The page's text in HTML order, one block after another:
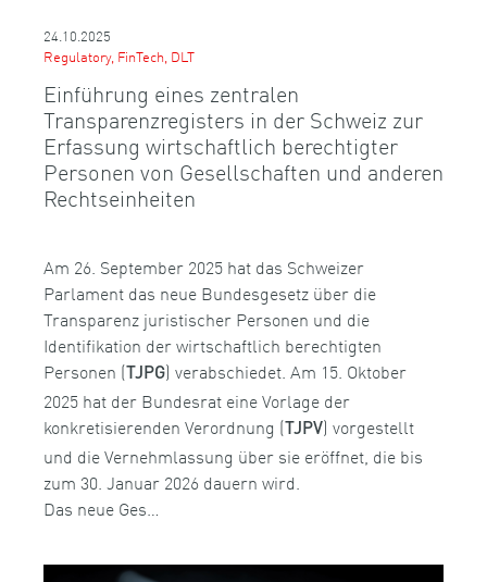
24.10.2025
Regulatory, FinTech, DLT
Einführung eines zentralen
Transparenzregisters in der Schweiz zur
Erfassung wirtschaftlich berechtigter
Personen von Gesellschaften und anderen
Rechtseinheiten
Am 26. September 2025 hat das Schweizer
Parlament das neue Bundesgesetz über die
Transparenz juristischer Personen und die
Identifikation der wirtschaftlich berechtigten
Personen ( TJPG) verabschiedet. Am 15. Oktober
2025 hat der Bundesrat eine Vorlage der
konkretisierenden Verordnung ( TJPV) vorgestellt
und die Vernehmlassung über sie eröffnet, die bis
zum 30. Januar 2026 dauern wird.
Das neue Ges…